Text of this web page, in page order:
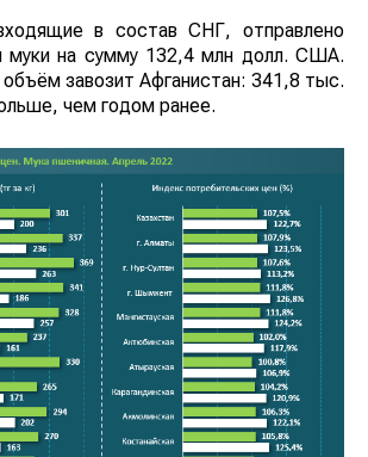
в состав СНГ, отправлено
муки на сумму 132,4 млн долл. США.
завозит Афганистан: 341,8 тыс.
чем годом ранее.